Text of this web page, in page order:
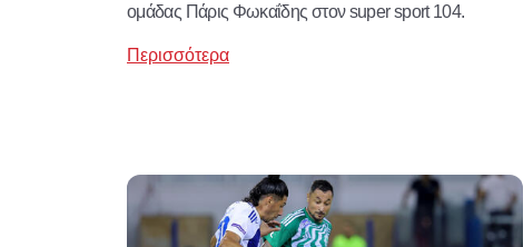
ομάδας Πάρις Φωκαΐδης στον super sport 104.
Περισσότερα